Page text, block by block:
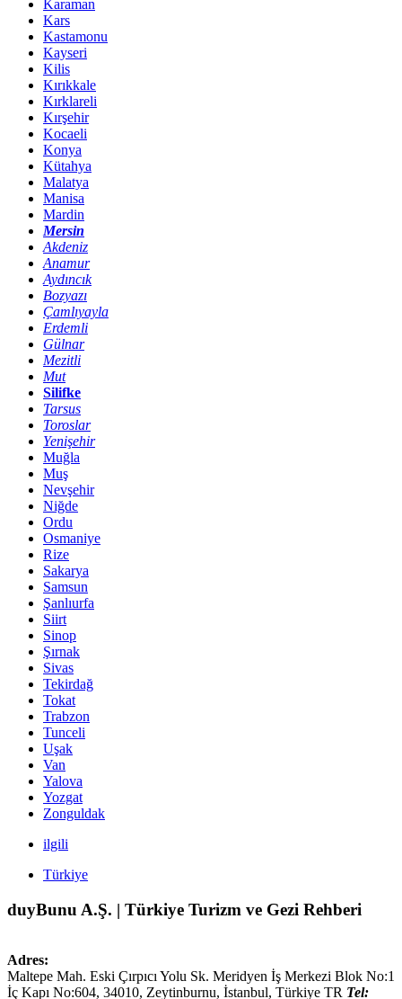
Karaman
Kars
Kastamonu
Kayseri
Kilis
Kırıkkale
Kırklareli
Kırşehir
Kocaeli
Konya
Kütahya
Malatya
Manisa
Mardin
Mersin
Akdeniz
Anamur
Aydıncık
Bozyazı
Çamlıyayla
Erdemli
Gülnar
Mezitli
Mut
Silifke
Tarsus
Toroslar
Yenişehir
Muğla
Muş
Nevşehir
Niğde
Ordu
Osmaniye
Rize
Sakarya
Samsun
Şanlıurfa
Siirt
Sinop
Şırnak
Sivas
Tekirdağ
Tokat
Trabzon
Tunceli
Uşak
Van
Yalova
Yozgat
Zonguldak
ilgili
Türkiye
duyBunu A.Ş. | Türkiye Turizm ve Gezi Rehberi
Adres:
Maltepe Mah. Eski Çırpıcı Yolu Sk. Meridyen İş Merkezi Blok No:1
İç Kapı No:604, 34010, Zeytinburnu, İstanbul, Türkiye TR Tel: